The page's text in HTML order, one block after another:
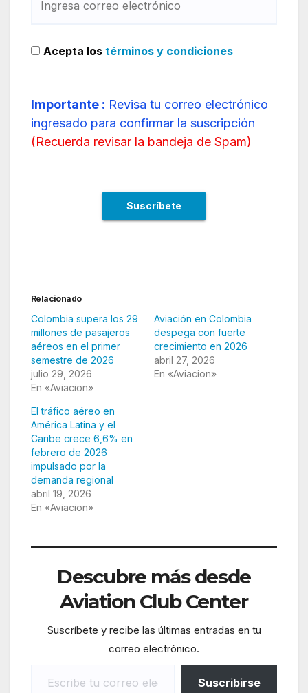
Acepta los términos y condiciones
Importante : Revisa tu correo electrónico
ingresado para confirmar la suscripción
(Recuerda revisar la bandeja de Spam)
Relacionado
Colombia supera los 29
millones de pasajeros
aéreos en el primer
semestre de 2026
julio 29, 2026
En «Aviacion»
Aviación en Colombia
despega con fuerte
crecimiento en 2026
abril 27, 2026
En «Aviacion»
El tráfico aéreo en
América Latina y el
Caribe crece 6,6% en
febrero de 2026
impulsado por la
demanda regional
abril 19, 2026
En «Aviacion»
Descubre más desde
Aviation Club Center
Suscríbete y recibe las últimas entradas en tu
correo electrónico.
Suscribirse